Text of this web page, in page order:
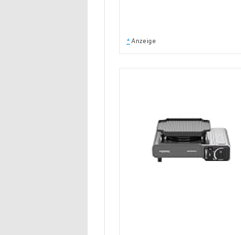
* Anzeige